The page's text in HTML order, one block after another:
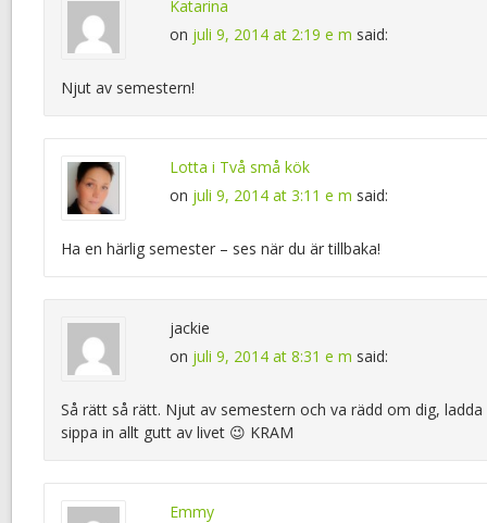
Katarina
on juli 9, 2014 at 2:19 e m said:
Njut av semestern!
Lotta i Två små kök
on juli 9, 2014 at 3:11 e m said:
Ha en härlig semester – ses när du är tillbaka!
jackie
on juli 9, 2014 at 8:31 e m said:
Så rätt så rätt. Njut av semestern och va rädd om dig,
sippa in allt gutt av livet 😉 KRAM
Emmy